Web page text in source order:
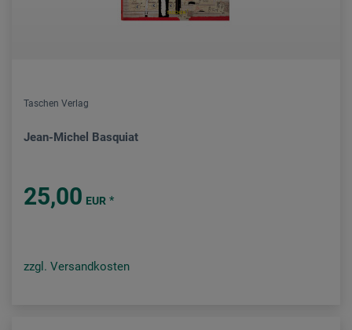
Taschen Verlag
Jean-Michel Basquiat
25,00 EUR *
zzgl. Versandkosten